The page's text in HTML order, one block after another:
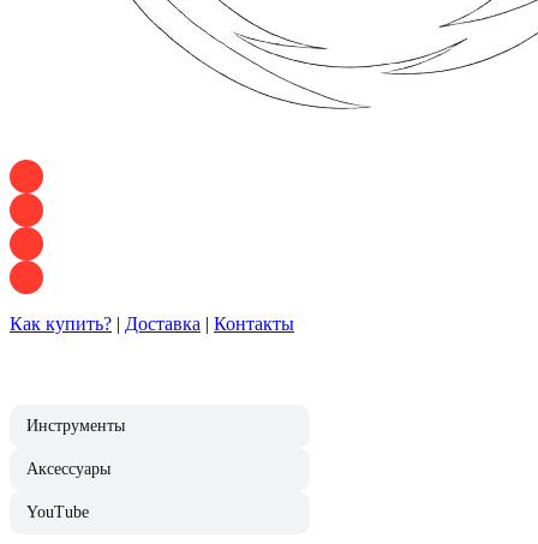
Как купить? | Доставка | Контакты
Инструменты
Аксессуары
YouTube